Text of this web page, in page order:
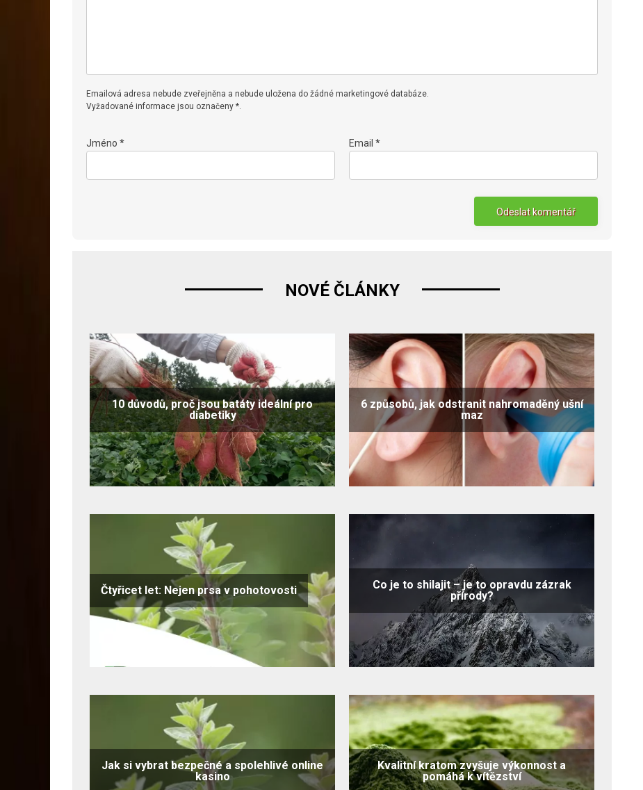
Emailová adresa nebude zveřejněna a nebude uložena do žádné marketingové databáze.
Vyžadované informace jsou označeny *.
Jméno * Email *
NOVÉ ČLÁNKY
10 důvodů, proč jsou batáty ideální pro
diabetiky
6 způsobů, jak odstranit nahromaděný ušní
maz
Čtyřicet let: Nejen prsa v pohotovosti
Co je to shilajit – je to opravdu zázrak
přírody?
Jak si vybrat bezpečné a spolehlivé online
kasino
Kvalitní kratom zvyšuje výkonnost a
pomáhá k vítězství